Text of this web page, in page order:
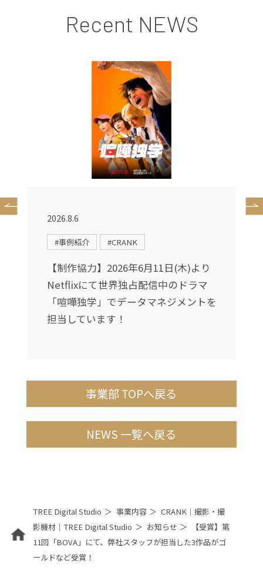
Recent NEWS
2026.8.6
#事例紹介 #CRANK
【制作協力】2026年6月11日(木)より
Netflixにて世界独占配信中のドラマ
「喧嘩独学」でデータマネジメントを
担当しています！
事業部 TOPへ戻る
NEWS 一覧へ戻る
TREE Digital Studio 事業内容
CRANK｜撮影・撮
影機材｜TREE Digital Studio
お知らせ
【受賞】第
11回「BOVA」にて、弊社スタッフが担当した3作品がゴ
ールドなど受賞！